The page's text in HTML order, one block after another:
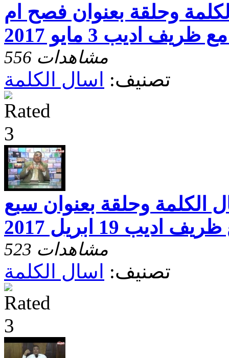
الكلمة وحلقة بعنوان فصح ام
اديب 3 مايو 2017
556 مشاهدات
تصنيف: اسال الكلمة
من اسال الكلمة وحلقة بعنوان سبع
19 ابريل 2017
523 مشاهدات
تصنيف: اسال الكلمة